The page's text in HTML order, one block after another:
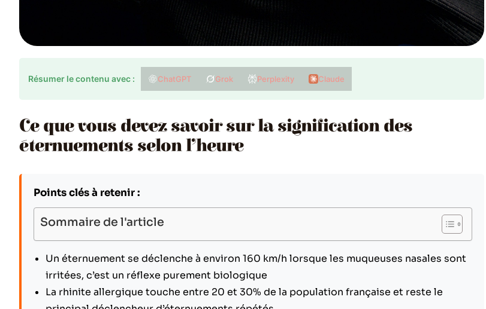
Résumer le contenu avec : ChatGPT Grok Perplexity Claude
Ce que vous devez savoir sur la signification des
éternuements selon l’heure
Points clés à retenir :
Sommaire de l'article
Un éternuement se déclenche à environ 160 km/h lorsque les muqueuses nasales sont
irritées, c’est un réflexe purement biologique
La rhinite allergique touche entre 20 et 30% de la population française et reste le